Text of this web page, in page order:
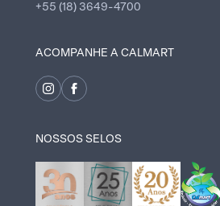
+55 (18) 3649-4700
ACOMPANHE A CALMART
NOSSOS SELOS